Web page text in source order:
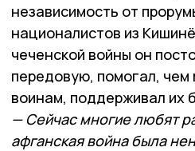
независимость от
националистов из
чеченской войны он
передовую, помогал, чем
воинам, поддерживал их
— Сейчас многие любят
афганская война была